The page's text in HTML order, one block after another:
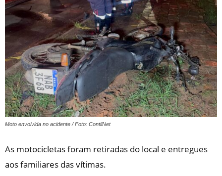
Moto envolvida no acidente / Foto: ContilNet
As motocicletas foram retiradas do local e entregues
aos familiares das vítimas.